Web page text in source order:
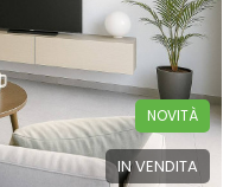
IN VENDITA
NOVITÀ